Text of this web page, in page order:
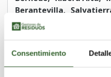
Consentimiento
Berantevilla
Zambrana
Harana/Valle de Arana
Baños de Ebro/Mañueta
Samaniego
Moreda de